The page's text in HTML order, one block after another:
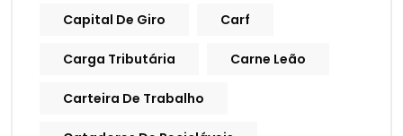
Capital De Giro Carf
Carga Tributária Carne Leão
Carteira De Trabalho